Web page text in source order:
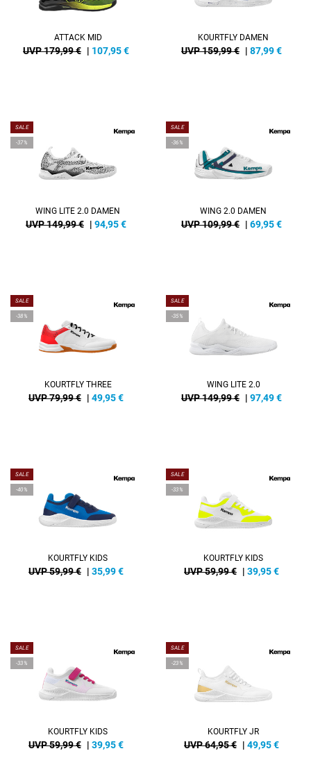
ATTACK MID
UVP 179,99 € | 107,95€
KOURTFLY DAMEN
UVP 159,99 € | 87,99€
SALE
-37%
WING LITE 2.0 DAMEN
UVP 149,99 € | 94,95€
SALE
-36%
WING 2.0 DAMEN
UVP 109,99 € | 69,95€
SALE
-38%
KOURTFLY THREE
UVP 79,99 € | 49,95€
SALE
-35%
WING LITE 2.0
UVP 149,99 € | 97,49€
SALE
-40%
KOURTFLY KIDS
UVP 59,99 € | 35,99€
SALE
-33%
KOURTFLY KIDS
UVP 59,99 € | 39,95€
SALE
-33%
KOURTFLY KIDS
UVP 59,99 € | 39,95€
SALE
-23%
KOURTFLY JR
UVP 64,95 € | 49,95€